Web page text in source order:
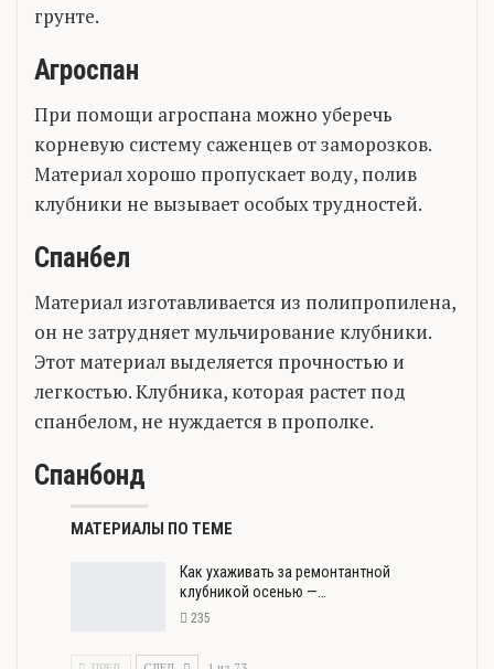
грунте.
Агроспан
При помощи агроспана можно уберечь
корневую систему саженцев от заморозков.
Материал хорошо пропускает воду, полив
клубники не вызывает особых трудностей.
Спанбел
Материал изготавливается из полипропилена,
он не затрудняет мульчирование клубники.
Этот материал выделяется прочностью и
легкостью. Клубника, которая растет под
спанбелом, не нуждается в прополке.
Спанбонд
МАТЕРИАЛЫ ПО ТЕМЕ
Как ухаживать за ремонтантной
клубникой осенью —…
235